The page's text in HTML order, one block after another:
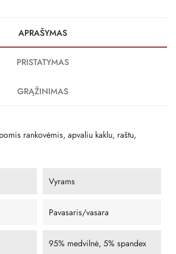
APRAŠYMAS
PRISTATYMAS
GRĄŽINIMAS
rankovėmis, apvaliu kaklu, raštu,
Vyrams
Pavasaris/vasara
95% medvilnė, 5% spandex